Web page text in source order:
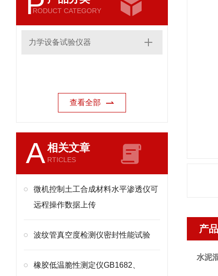
RODUCT CATEGORY
力学设备试验仪器
查看全部
A相关文章
RTICLES
微机控制土工合成材料水平渗透仪可
远程操作数据上传
波纹管真空度检测仪密封性能试验
橡胶低温脆性测定仪GB1682、
产
水泥